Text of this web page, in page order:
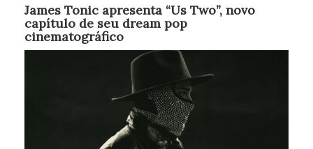
James Tonic apresenta “Us Two”, novo
capítulo de seu dream pop
cinematográfico